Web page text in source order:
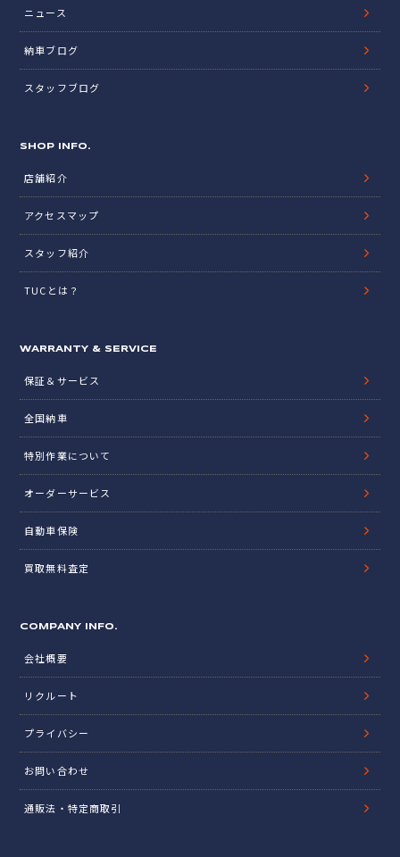
ニュース
納車ブログ
スタッフブログ
SHOP INFO.
店舗紹介
アクセスマップ
スタッフ紹介
TUCとは？
WARRANTY & SERVICE
保証＆サービス
全国納車
特別作業について
オーダーサービス
自動車保険
買取無料査定
COMPANY INFO.
会社概要
リクルート
プライバシー
お問い合わせ
通販法・特定商取引